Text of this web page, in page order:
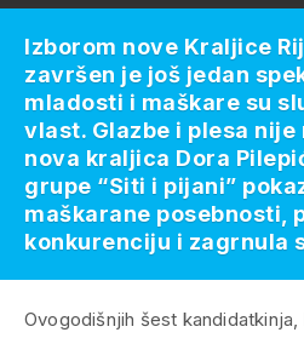
Ovogodišnjih šest kandidatkinja,
Izborom nove Kraljice
završen je još jedan
mladosti i maškare su
vlast. Glazbe i plesa
nova kraljica Dora
grupe “Siti i pijani”
maškarane posebnosti,
konkurenciju i zagrnula